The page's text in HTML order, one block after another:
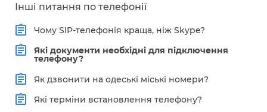
Інші питання по телефонії
Чому SIP-телефонія краща, ніж Skype?
Які документи необхідні для підключення
телефону?
Як дзвонити на одеські міські номери?
Які терміни встановлення телефону?